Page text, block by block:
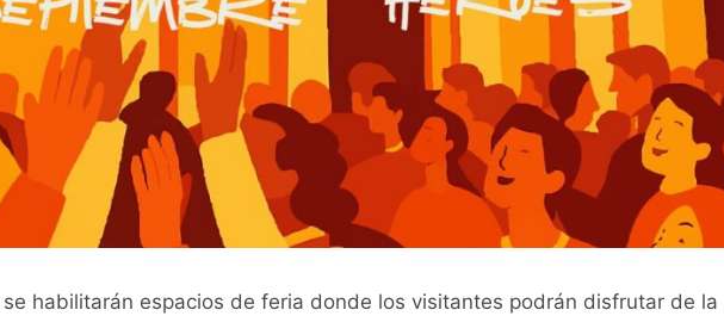
habilitarán espacios de feria donde los visitantes podrán disfrutar de la